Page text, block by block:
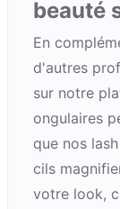
beauté
En
d'autres
sur notre
ongulaires
que nos
cils
votre look,